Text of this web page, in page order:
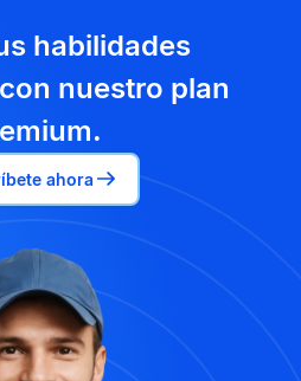
habilidades
nuestro plan
ahora